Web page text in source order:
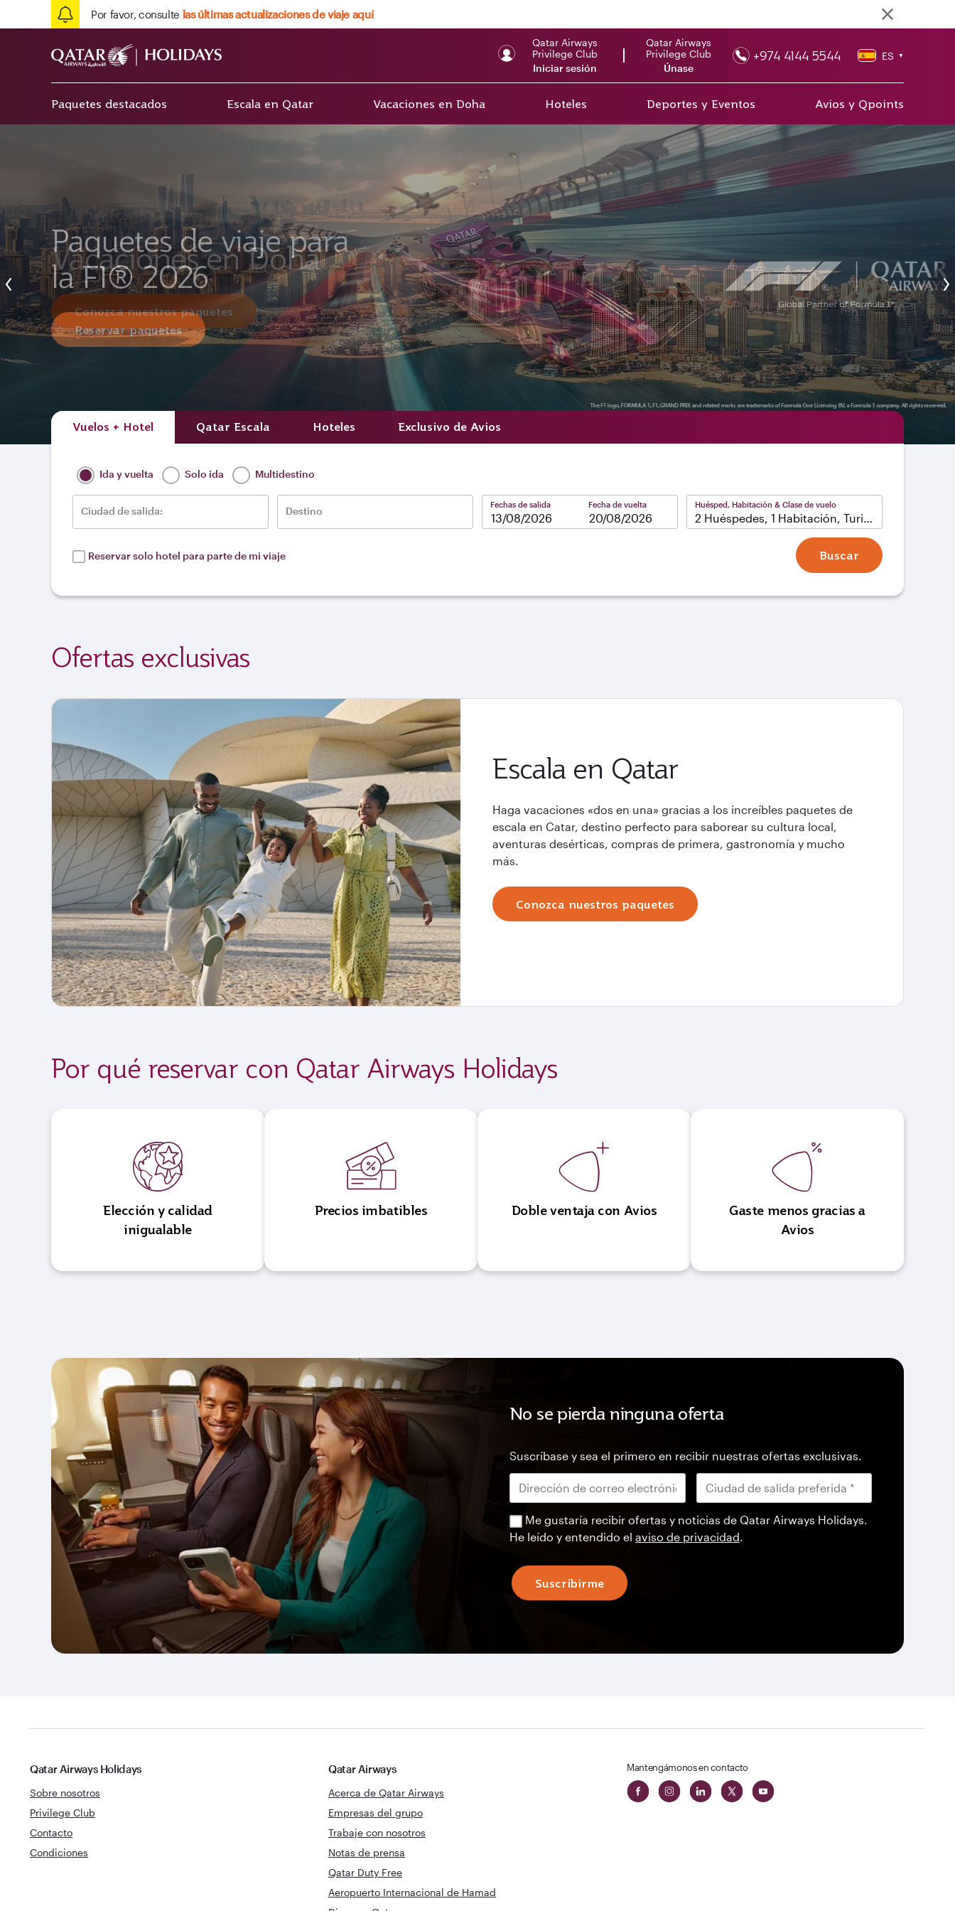
Por favor, consulte las últimas actualizaciones de viaje aquí
Qatar Airways
Privilege Club
Iniciar sesión
Qatar Airways
Privilege Club
Únase
+974 4144 5544 ES ▼
Paquetes destacados Escala en Qatar Vacaciones en Doha Hoteles Deportes y Eventos Avios y Qpoints
Vacaciones en Doha
Conozca nuestros paquetes
Paquetes de viaje para
la F1® 2026
Reservar paquetes
Vuelos + Hotel Qatar Escala Hoteles Exclusivo de Avios
Ida y vuelta Solo ida Multidestino
Ciudad de salida: Destino
Fechas de salida Fecha de vuelta Huésped, Habitación & Clase de vuelo
2 Huéspedes, 1 Habitación, Turista
Reservar solo hotel para parte de mi viaje Buscar
Ofertas exclusivas
Escala en Qatar
Haga vacaciones «dos en una» gracias a los increíbles paquetes de
escala en Catar, destino perfecto para saborear su cultura local,
aventuras desérticas, compras de primera, gastronomía y mucho
más.
Conozca nuestros paquetes
Por qué reservar con Qatar Airways Holidays
Elección y calidad
inigualable
Precios imbatibles Doble ventaja con Avios
Gaste menos gracias a
Avios
No se pierda ninguna oferta
Suscríbase y sea el primero en recibir nuestras ofertas exclusivas.
Me gustaría recibir ofertas y noticias de Qatar Airways Holidays.
He leído y entendido el aviso de privacidad.
Suscribirme
Qatar Airways Holidays
Sobre nosotros
Privilege Club
Contacto
Condiciones
Qatar Airways
Acerca de Qatar Airways
Empresas del grupo
Trabaje con nosotros
Notas de prensa
Qatar Duty Free
Aeropuerto Internacional de Hamad
Mantengámonos en contacto